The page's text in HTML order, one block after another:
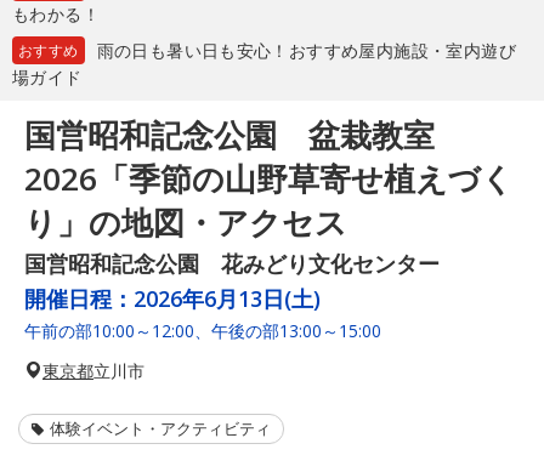
もわかる！
おすすめ
雨の日も暑い日も安心！おすすめ屋内施設・室内遊び
場ガイド
国営昭和記念公園 盆栽教室
2026「季節の山野草寄せ植えづく
り」の地図・アクセス
国営昭和記念公園 花みどり文化センター
開催日程： 2026年6月13日(土)
午前の部10:00～12:00、午後の部13:00～15:00
東京都立川市
体験イベント・アクティビティ